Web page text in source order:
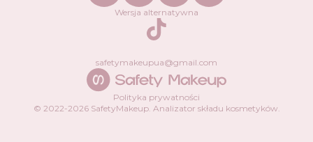
Polityka prywatności
© 2022-2026SafetyMakeup. Analizator składu kosmetyków.
Wersja alternatywna
TikTok
safetymakeupua@gmail.com